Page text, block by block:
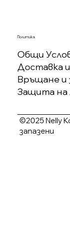
Политика
Общи
Доставка
Връщане и
Защита на
©2025 Nelly
запазени